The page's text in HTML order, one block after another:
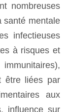
nombreuses
santé mentale
infectieuses
à risques et
être liées par
aux
influence sur